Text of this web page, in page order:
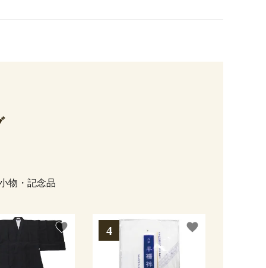
物・記念品
favorite favorite